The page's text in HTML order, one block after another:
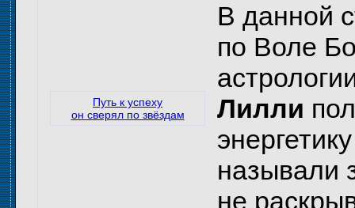
Путь к успеху
он сверял по звёздам
В данной
по Воле
Лилли
называли
не